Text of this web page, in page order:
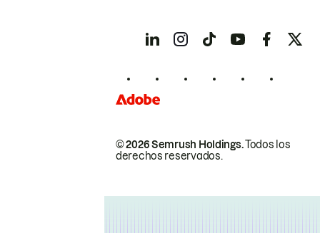
© 2026 Semrush Holdings.Todos los
derechos reservados.